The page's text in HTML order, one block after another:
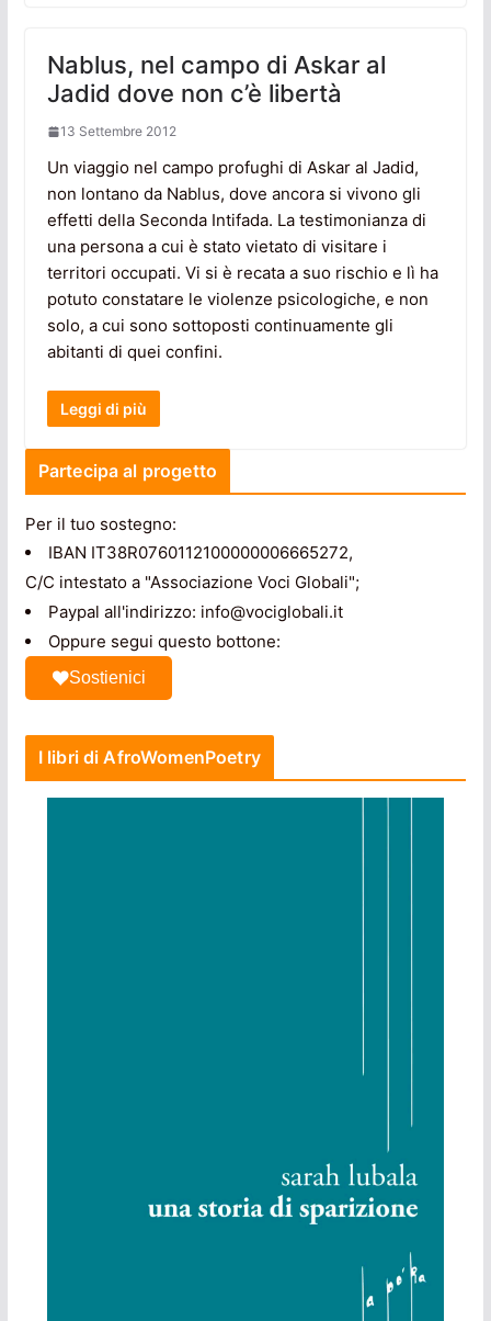
Nablus, nel campo di Askar al
Jadid dove non c’è libertà
13 Settembre 2012
Un viaggio nel campo profughi di Askar al Jadid,
non lontano da Nablus, dove ancora si vivono gli
effetti della Seconda Intifada. La testimonianza di
una persona a cui è stato vietato di visitare i
territori occupati. Vi si è recata a suo rischio e lì ha
potuto constatare le violenze psicologiche, e non
solo, a cui sono sottoposti continuamente gli
abitanti di quei confini.
Leggi di più
Partecipa al progetto
Per il tuo sostegno:
IBAN IT38R0760112100000006665272,
C/C intestato a "Associazione Voci Globali";
Paypal all'indirizzo: info@vociglobali.it
Oppure segui questo bottone:
Sostienici
I libri di AfroWomenPoetry